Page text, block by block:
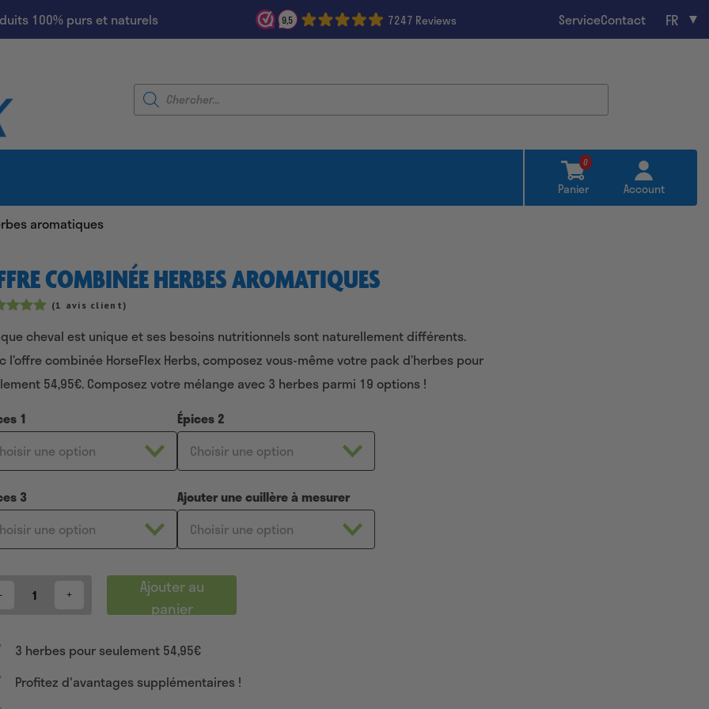
100% purs et naturels 9,5 7247 Reviews ServiceContact FR
Recherche
de
produits
0
Panier Account
aromatiques
COMBINÉE HERBES AROMATIQUES
5
sur
(1 avis client)
cheval est unique et ses besoins nutritionnels sont naturellement différents.
l’offre combinée HorseFlex Herbs, composez vous-même votre pack d’herbes pour
54,95€. Composez votre mélange avec 3 herbes parmi 19 options !
3 herbes pour seulement 54,95€
Profitez d'avantages supplémentaires !
1 Épices 2
3 Ajouter une cuillère à mesurer
Ajouter au
panier